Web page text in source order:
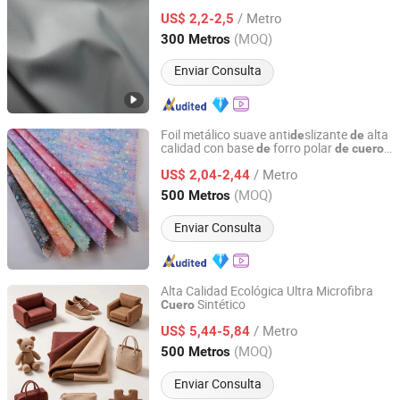
US$ 2,2-2,5 / Metro
300 Metros (MOQ)
Enviar Consulta
Fujian, China Desde 2026
Foil metálico suave antideslizantede alta
calidad con basede forro polarde cuero
US$ 2,04-2,44 / Metro
500 Metros (MOQ)
Enviar Consulta
Zhejiang Minfeng Chemistry Co., Ltd
Zhejiang, China Desde 2026
Alta Calidad Ecológica Ultra Microfibra
CueroSintético
US$ 5,44-5,84 / Metro
500 Metros (MOQ)
Enviar Consulta
Zhejiang Minfeng Chemistry Co., Ltd
Zhejiang, China Desde 2026